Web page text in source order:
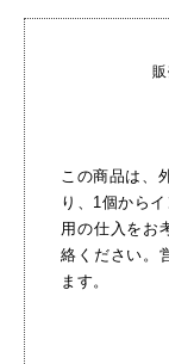
この商品は、
り、1個から
用の仕入をお
絡ください。
ます。